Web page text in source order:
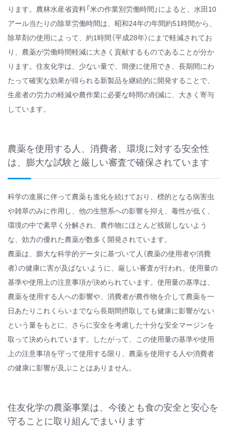
ります。農林水産省資料「米の作業別労働時間」によると、水田10
アール当たりの除草労働時間は、昭和24年の年間約51時間から、
除草剤の使用によって、約1時間（平成28年）にまで軽減されてお
り、農薬が労働時間軽減に大きく貢献するものであることが分か
ります。住友化学は、少ない量で、簡便に使用でき、長期間にわ
たって確実な効果が得られる新製品を継続的に開発することで、
生産者の労力の軽減や農作業に必要な時間の削減に、大きく寄与
しています。
農薬を使用する人、消費者、環境に対する安全性
は、膨大な試験と厳しい審査で確保されています
科学の進展に伴って農薬も進化を続けており、標的となる病害虫
や雑草のみに作用し、他の生態系への影響を抑え、毒性が低く、
環境の中で素早く分解され、農作物にほとんど残留しないよう
な、効力の優れた農薬が数多く開発されています。
農薬は、膨大な科学的データに基づいて人（農薬の使用者や消費
者）の健康に害が及ばないように、厳しい審査が行われ、使用量の
基準や使用上の注意事項が決められています。使用量の基準は、
農薬を使用する人への影響や、消費者が農作物を介して農薬を一
日あたりこれくらいまでなら長期間摂取しても健康に影響がない
という量をもとに、さらに安全を考慮した十分な安全マージンを
取って決められています。したがって、この使用量の基準や使用
上の注意事項を守って使用する限り、農薬を使用する人や消費者
の健康に影響が及ぶことはありません。
住友化学の農薬事業は、今後とも食の安全と安心を
守ることに取り組んでまいります